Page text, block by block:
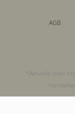
AGB
*Aktuelle oder